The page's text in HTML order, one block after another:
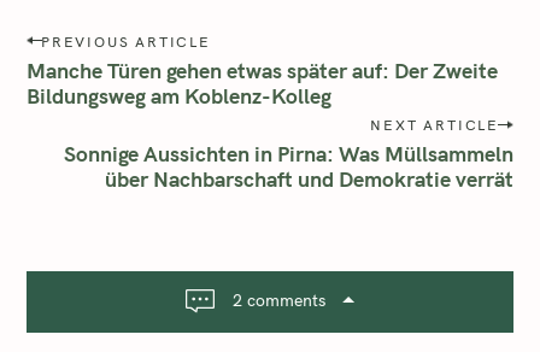
PREVIOUS ARTICLE
Manche Türen gehen etwas später auf: Der Zweite
Bildungsweg am Koblenz-Kolleg
NEXT ARTICLE
Sonnige Aussichten in Pirna: Was Müllsammeln
über Nachbarschaft und Demokratie verrät
2 comments